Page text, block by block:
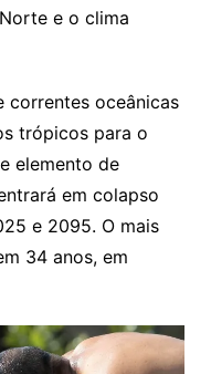
e o clima
correntes oceânicas
trópicos para o
elemento de
em colapso
e 2095. O mais
34 anos, em